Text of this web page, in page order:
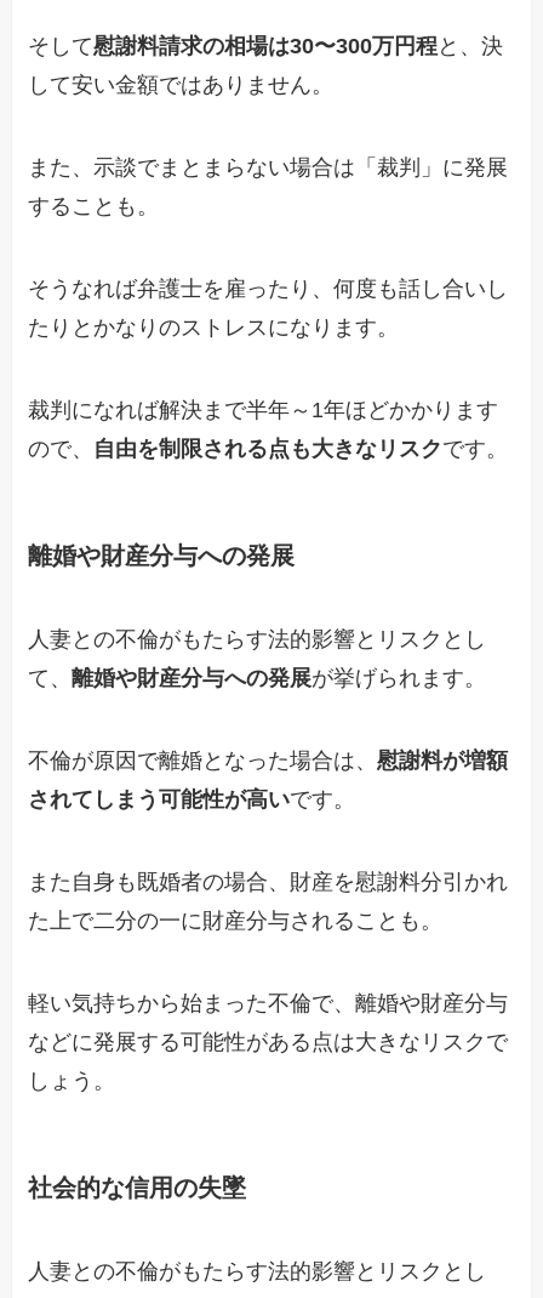
そして慰謝料請求の相場は30〜300万円程と、決
して安い金額ではありません。
また、示談でまとまらない場合は「裁判」に発展
することも。
そうなれば弁護士を雇ったり、何度も話し合いし
たりとかなりのストレスになります。
裁判になれば解決まで半年～1年ほどかかります
ので、 自由を制限される点も大きなリスクです。
離婚や財産分与への発展
人妻との不倫がもたらす法的影響とリスクとし
て、離婚や財産分与への発展が挙げられます。
不倫が原因で離婚となった場合は、慰謝料が増額
されてしまう可能性が高いです。
また自身も既婚者の場合、財産を慰謝料分引かれ
た上で二分の一に財産分与されることも。
軽い気持ちから始まった不倫で、離婚や財産分与
などに発展する可能性がある点は大きなリスクで
しょう。
社会的な信用の失墜
人妻との不倫がもたらす法的影響とリスクとし